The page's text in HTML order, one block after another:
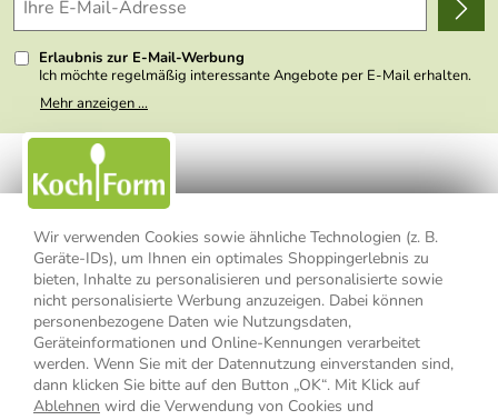
Wir verwenden Cookies sowie ähnliche Technologien (z. B.
Geräte-IDs), um Ihnen ein optimales Shoppingerlebnis zu
bieten, Inhalte zu personalisieren und personalisierte sowie
nicht personalisierte Werbung anzuzeigen. Dabei können
personenbezogene Daten wie Nutzungsdaten,
Geräteinformationen und Online-Kennungen verarbeitet
werden. Wenn Sie mit der Datennutzung einverstanden sind,
dann klicken Sie bitte auf den Button „OK“. Mit Klick auf
Ablehnen wird die Verwendung von Cookies und
Kundenlogin
Presse
Erlaubnis zur E-Mail-Werbung
Ich möchte regelmäßig interessante Angebote per E-Mail erhalten.
Meine E-Mail-Adresse wird nicht an andere Unternehmen
weitergegeben. Zu statistischen Zwecken wird in anonymer Form
nicht erkennbar, welche konkrete Person geklickt hat. Diese
Einwilligung zur Nutzung meiner E-Mail- Adresse für Werbezwecke
kann ich jederzeit mit Wirkung für die Zukunft widerrufen, indem ich
den Link "Abmelden" am Ende des Newsletters anklicke oder die
Option Newsletter im Mitgliederbereich deaktiviere. Die
Mehr anzeigen ...
Impressum Datenschutzerklärung
AGB
Widerrufsbelehrung
Widerrufsformular
Vertrag widerrufen